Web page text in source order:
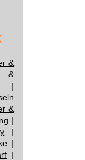
&
&
|
&
|
|
|
|